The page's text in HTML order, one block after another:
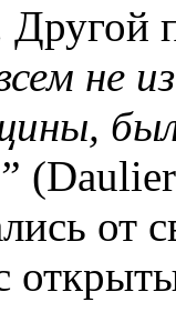
Другой
не
от